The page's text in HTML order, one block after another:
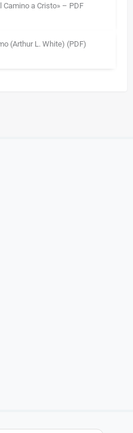
Camino a Cristo» – PDF
(Arthur L. White) (PDF)